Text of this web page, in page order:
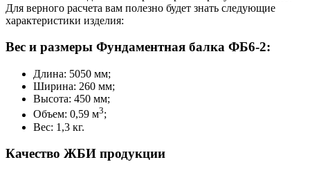
Для верного расчета вам полезно будет знать следующие
характеристики изделия:
Вес и размеры Фундаментная балка ФБ6-2:
Длина: 5050 мм;
Ширина: 260 мм;
Высота: 450 мм;
Объем: 0,59 м3;
Вес: 1,3 кг.
Качество ЖБИ продукции